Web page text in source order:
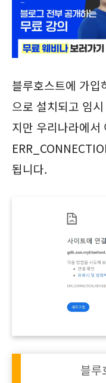
블루호스트에 가입
으로 설치되고 임
지만 우리나라에서
됩니다.
블루